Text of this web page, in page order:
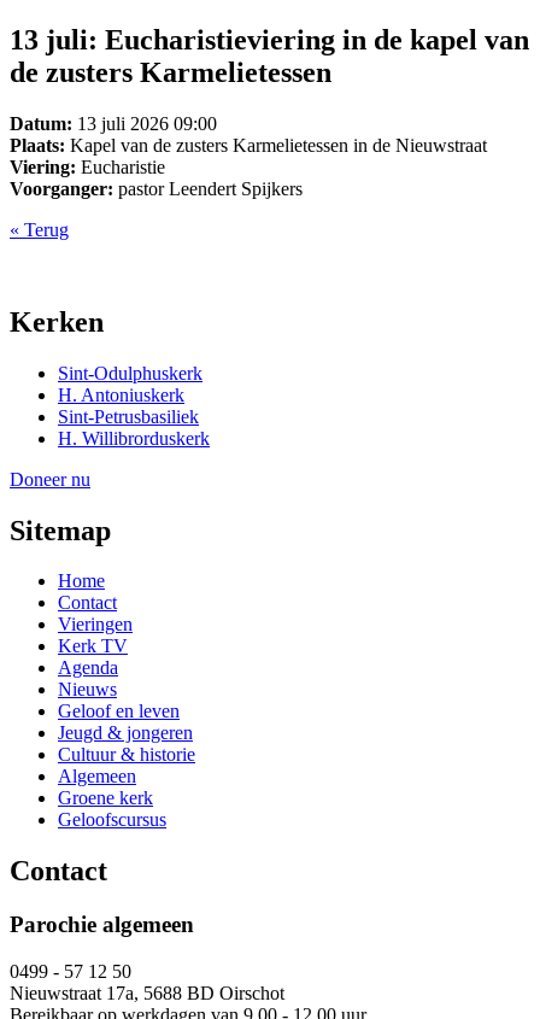
13 juli: Eucharistieviering in de kapel van
de zusters Karmelietessen
Datum: 13 juli 2026 09:00
Plaats: Kapel van de zusters Karmelietessen in de Nieuwstraat
Viering: Eucharistie
Voorganger: pastor Leendert Spijkers
« Terug
Kerken
Sint-Odulphuskerk
H. Antoniuskerk
Sint-Petrusbasiliek
H. Willibrorduskerk
Doneer nu
Sitemap
Home
Contact
Vieringen
Kerk TV
Agenda
Nieuws
Geloof en leven
Jeugd & jongeren
Cultuur & historie
Algemeen
Groene kerk
Geloofscursus
Contact
Parochie algemeen
0499 - 57 12 50
Nieuwstraat 17a, 5688 BD Oirschot
Bereikbaar op werkdagen van 9.00 - 12.00 uur